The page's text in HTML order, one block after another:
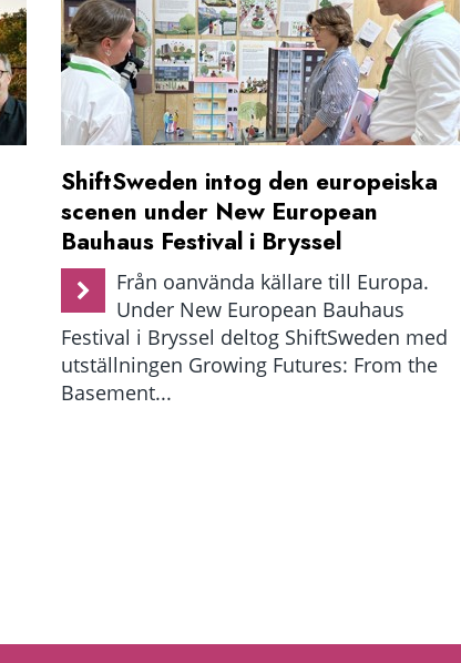
ShiftSweden intog den europeiska
scenen under New European
Bauhaus Festival i Bryssel
Från oanvända källare till Europa.
Under New European Bauhaus
Festival i Bryssel deltog ShiftSweden med
utställningen Growing Futures: From the
Basement...